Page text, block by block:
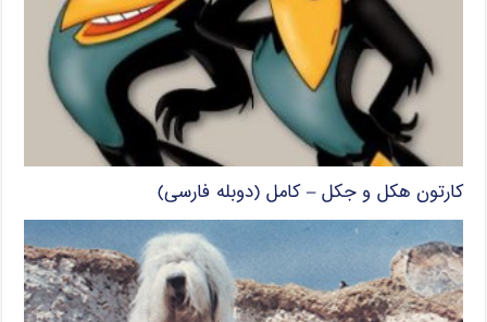
کارتون هکل و جکل – کامل (دوبله فارسی)